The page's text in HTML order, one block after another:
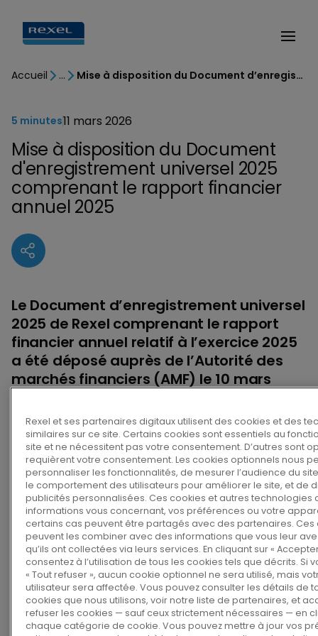
Accueil Mise à disposition du Document d’enregistrement universel 2025 comprenant le rapport financier annuel 2025
Mise à disposition du Document
d'enregistrement universel 2025
comprenant le rapport financier
annuel 2025
5 minutes11 mars 2026
Le Document d’enregistrement universel
2025 de Rexel comprenant le rapport
financier annuel relatif à l’exercice 2025
a été déposé auprès de l’Autorité des
marchés financiers (AMF) le 10 mars
Le Document d’enregistrement universel inclut
notamment :
Le rapport du Conseil d’administration sur
le gouvernement d’entreprise (y compris la
politique de rémunération des mandataires
sociaux) ;
le descriptif du programme de rachat
d’actions propres ;
Rexel et ses partenaires digitaux utilisent des cookies et des
similaires sur ce site. Certains cookies sont essentiels au
site et ne nécessitent pas votre consentement. D’autres sont
requièrent votre consentement. Les cookies optionnels nous
personnaliser les fonctionnalités, de mesurer l’audience du
le comportement des utilisateurs pour améliorer le site, et de
publicités personnalisées. Ces cookies et autres technologies
informations vous concernant, vos préférences ou votre
certains cas peuvent être partagés avec des partenaires. Ces
peuvent les combiner avec des informations que vous leur
qu’ils ont collectées via leurs services. En cliquant sur «
consentez à l’utilisation de tous les cookies tels que décrits. Si
« Tout refuser », aucun cookie optionnel ne sera utilisé, mais
utilisateur sera affectée. Vous pouvez consulter les détails de
cookies que nous utilisons, voir notre liste de partenaires, et
refuser les cookies — sauf ceux strictement nécessaires — en
chaque catégorie de cookie. Vous pouvez mettre à jour vos